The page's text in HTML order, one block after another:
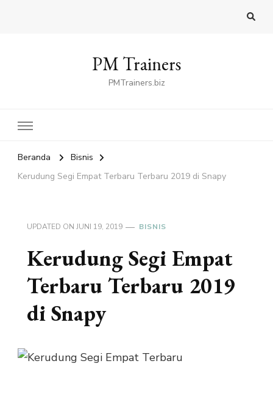
PM Trainers
PMTrainers.biz
Beranda
Bisnis
Kerudung Segi Empat Terbaru Terbaru 2019 di Snapy
UPDATED ON JUNI 19, 2019 BISNIS
Kerudung Segi Empat
Terbaru Terbaru 2019
di Snapy